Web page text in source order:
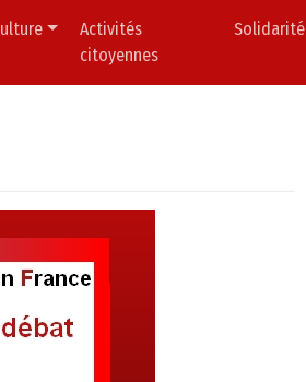
Activités
citoyennes
Solidarité